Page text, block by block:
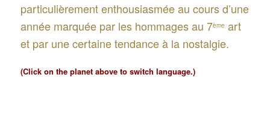
particulièrement enthousiasmée au cours d’une
année marquée par les hommages au 7ème art
et par une certaine tendance à la nostalgie.
(Click on the planet above to switch language.)